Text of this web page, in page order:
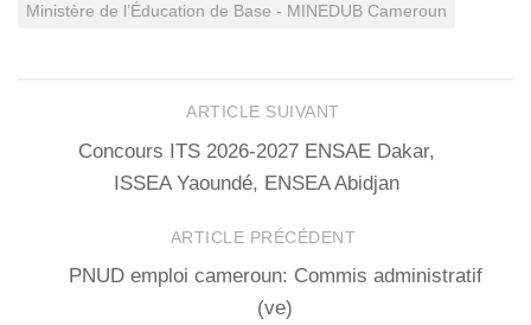
Ministère de l’Éducation de Base - MINEDUB Cameroun
ARTICLE SUIVANT
Concours ITS 2026-2027 ENSAE Dakar,
ISSEA Yaoundé, ENSEA Abidjan
ARTICLE PRÉCÉDENT
PNUD emploi cameroun: Commis administratif
(ve)